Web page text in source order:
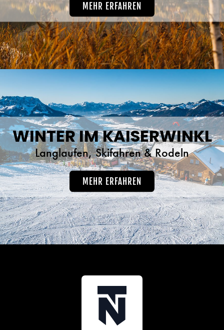
MEHR ERFAHREN
WINTER IM KAISERWINKL
Langlaufen, Skifahren & Rodeln
MEHR ERFAHREN